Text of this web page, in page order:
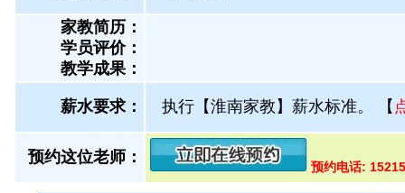
家教简历：
学员评价：
教学成果：
薪水要求： 执行【淮南家教】薪水标准。 【
预约这位老师：
预约电话: